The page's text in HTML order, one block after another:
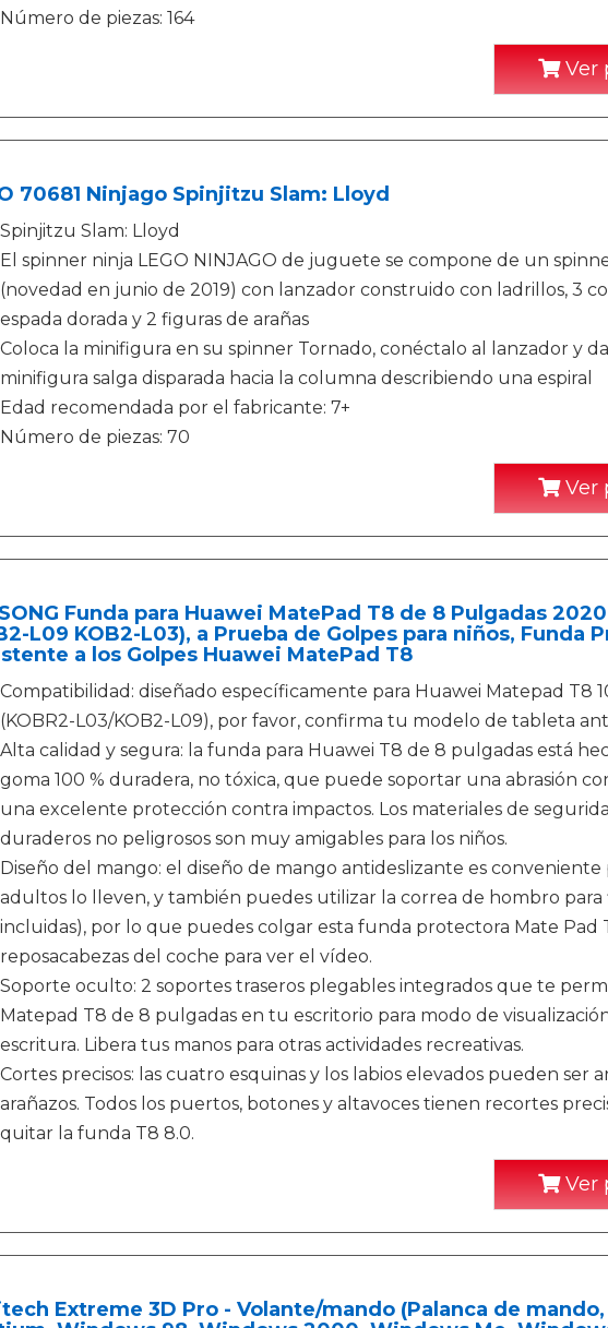
Número de piezas: 164
Ver
70681 Ninjago Spinjitzu Slam: Lloyd
Spinjitzu Slam: Lloyd
El spinner ninja LEGO NINJAGO de juguete se compone de un
(novedad en junio de 2019) con lanzador construido con ladrillos, 3
espada dorada y 2 figuras de arañas
Coloca la minifigura en su spinner Tornado, conéctalo al lanzador y
minifigura salga disparada hacia la columna describiendo una espiral
Edad recomendada por el fabricante: 7+
Número de piezas: 70
Ver
Funda para Huawei MatePad T8 de 8 Pulgadas
L09 KOB2-L03), a Prueba de Golpes para niños, Funda
a los Golpes Huawei MatePad T8
Compatibilidad: diseñado específicamente para Huawei Matepad T8
(KOBR2-L03/KOB2-L09), por favor, confirma tu modelo de tableta
Alta calidad y segura: la funda para Huawei T8 de 8 pulgadas está
goma 100 % duradera, no tóxica, que puede soportar una abrasión
una excelente protección contra impactos. Los materiales de
duraderos no peligrosos son muy amigables para los niños.
Diseño del mango: el diseño de mango antideslizante es conveniente
adultos lo lleven, y también puedes utilizar la correa de hombro para
incluidas), por lo que puedes colgar esta funda protectora Mate Pad
reposacabezas del coche para ver el vídeo.
Soporte oculto: 2 soportes traseros plegables integrados que te
Matepad T8 de 8 pulgadas en tu escritorio para modo de
escritura. Libera tus manos para otras actividades recreativas.
Cortes precisos: las cuatro esquinas y los labios elevados pueden ser
arañazos. Todos los puertos, botones y altavoces tienen recortes
quitar la funda T8 8.0.
Ver
Extreme 3D Pro - Volante/mando (Palanca de mando,